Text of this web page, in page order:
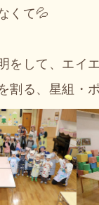
くて💦
をして、エイ
割る、星組・